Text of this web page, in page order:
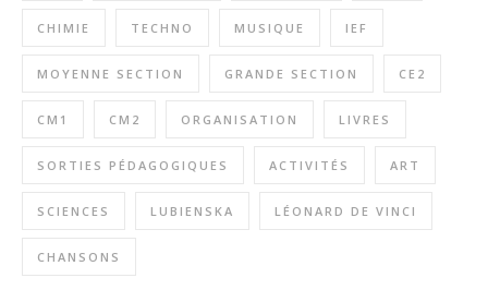
CHIMIE TECHNO MUSIQUE IEF
MOYENNE SECTION GRANDE SECTION CE2
CM1 CM2 ORGANISATION LIVRES
SORTIES PÉDAGOGIQUES ACTIVITÉS ART
SCIENCES LUBIENSKA LÉONARD DE VINCI
CHANSONS